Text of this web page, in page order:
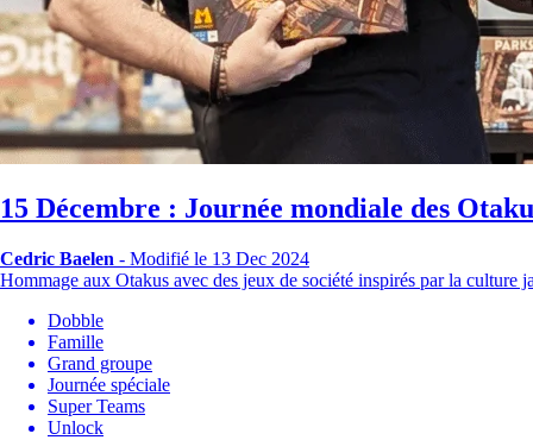
15 Décembre : Journée mondiale des
Cedric Baelen - Modifié le 13 Dec 2024
Hommage aux Otakus avec des jeux de société inspirés par la
Dobble
Famille
Grand groupe
Journée spéciale
Super Teams
Unlock